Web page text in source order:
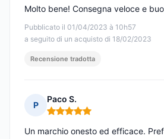
Pubblicato il 01/04/2023 à 10h57
a seguito di un acquisto di 18/02/2023
Molto bene! Consegna veloce e
Recensione tradotta
P
Paco S.
Nota: 5 su 5
Un marchio onesto ed efficace.